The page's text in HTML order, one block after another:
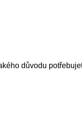
důvodu